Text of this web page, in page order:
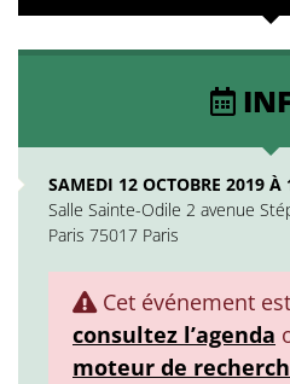
SAMEDI 12 OCTOBRE 2019 À
Salle Sainte-Odile 2 avenue
Paris 75017 Paris
Cet événement
consultez l’agenda
moteur de